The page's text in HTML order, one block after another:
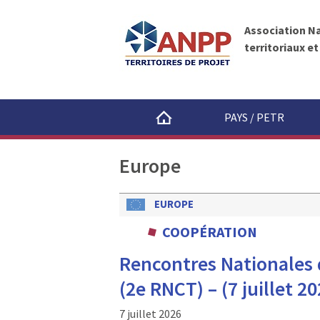
A
N
P
P
Association
territoriaux et
PAYS / PETR
Europe
EUROPE
COOPÉRATION
Rencontres
(2e RNCT) – (7 juillet
7 juillet 2026